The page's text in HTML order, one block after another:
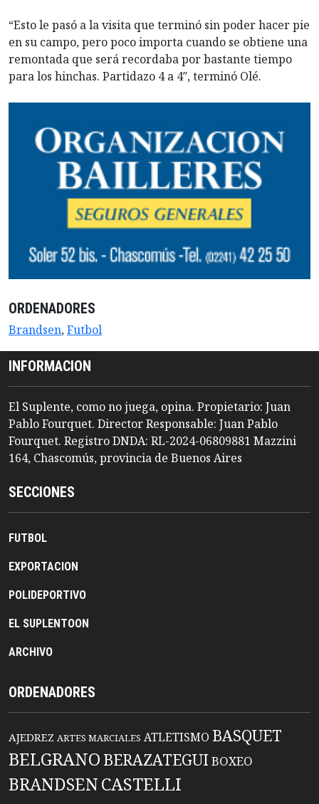
“Esto le pasó a la visita que terminó sin poder hacer pie
en su campo, pero poco importa cuando se obtiene una
remontada que será recordaba por bastante tiempo
para los hinchas. Partidazo 4 a 4″, terminó Olé.
ORDENADORES
Brandsen,Futbol
INFORMACION
El Suplente, como no juega, opina. Propietario: Juan
Pablo Fourquet. Director Responsable: Juan Pablo
Fourquet. Registro DNDA: RL-2024-06809881 Mazzini
164, Chascomús, provincia de Buenos Aires
SECCIONES
FUTBOL
EXPORTACION
POLIDEPORTIVO
EL SUPLENTOON
ARCHIVO
ORDENADORES
AJEDREZ ARTES MARCIALES ATLETISMO BASQUET
BELGRANO BERAZATEGUIBOXEO
BRANDSENCASTELLI